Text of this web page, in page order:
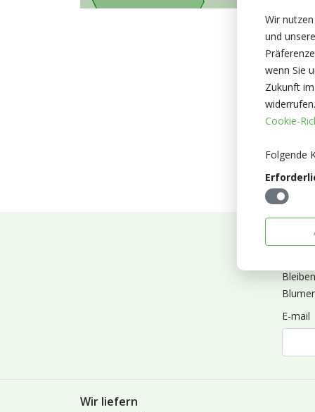
E-mail
Wir liefern
Wir
und
wenn Sie
Zukunft
Cookie-
Folgende